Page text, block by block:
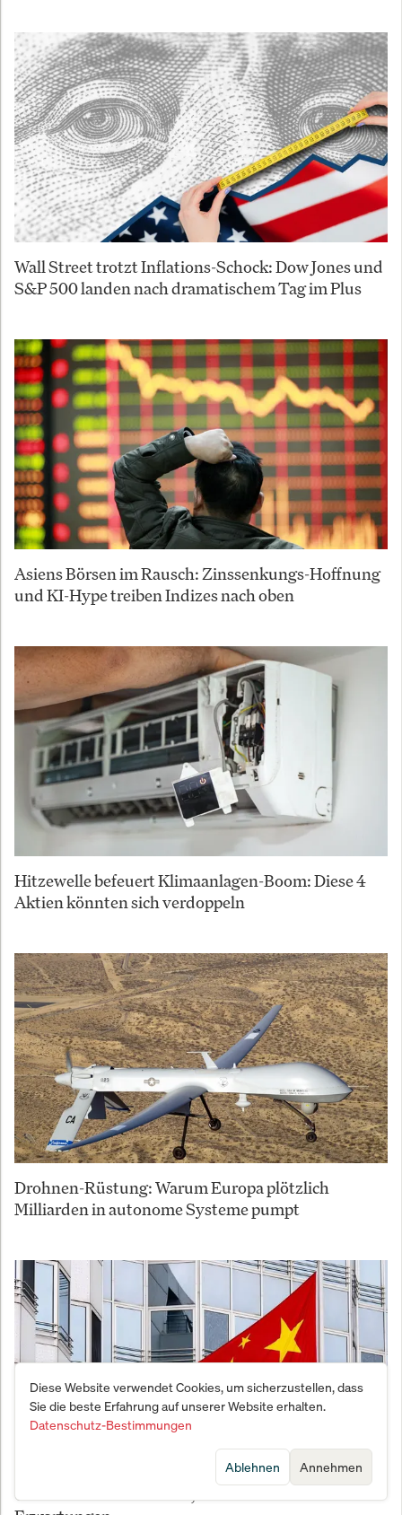
Wall Street trotzt Inflations-Schock: Dow Jones und
S&P 500 landen nach dramatischem Tag im Plus
Asiens Börsen im Rausch: Zinssenkungs-Hoffnung
und KI-Hype treiben Indizes nach oben
Hitzewelle befeuert Klimaanlagen-Boom: Diese 4
Aktien könnten sich verdoppeln
Drohnen-Rüstung: Warum Europa plötzlich
Milliarden in autonome Systeme pumpt
China wächst nur noch 4,7% – unter Zielmarke und
Diese Website verwendet Cookies, um sicherzustellen, dass
Sie die beste Erfahrung auf unserer Website erhalten.
Datenschutz-Bestimmungen
Annehmen
Ablehnen